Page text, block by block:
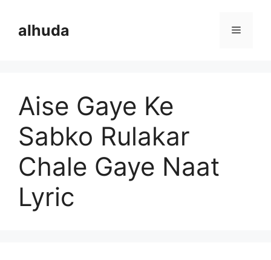
contentalhuda Menu
Aise Gaye Ke
Sabko Rulakar
Chale Gaye Naat
Lyric